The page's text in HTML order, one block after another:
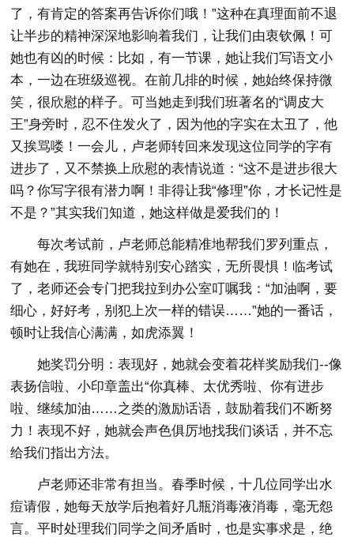
了，有肯定的答案再告诉你们哦！”这种在真理面前不退
让半步的精神深深地影响着我们，让我们由衷钦佩！可
她也有凶的时候：比如，有一节课，她让我们写语文小
本，一边在班级巡视。在前几排的时候，她始终保持微
笑，很欣慰的样子。可当她走到我们班著名的“调皮大
王”身旁时，忍不住发火了，因为他的字实在太丑了，他
又挨骂喽！一会儿，卢老师转回来发现这位同学的字有
进步了，又不禁换上欣慰的表情说道：“这不是进步很大
吗？你写字很有潜力啊！非得让我“修理”你，才长记性是
不是？”其实我们知道，她这样做是爱我们的！
每次考试前，卢老师总能精准地帮我们罗列重点，
有她在，我班同学就特别安心踏实，无所畏惧！临考试
了，老师还会专门把我拉到办公室叮嘱我：“加油啊，要
细心，好好考，别犯上次一样的错误……”她的一番话，
顿时让我信心满满，如虎添翼！
她奖罚分明：表现好，她就会变着花样奖励我们--像
表扬信啦、小印章盖出“你真棒、太优秀啦、你有进步
啦、继续加油……之类的激励话语，鼓励着我们不断努
力！表现不好，她就会声色俱厉地找我们谈话，并不忘
给我们指出方法。
卢老师还非常有担当。春季时候，十几位同学出水
痘请假，她每天放学后抱着好几瓶消毒液消毒，毫无怨
言。平时处理我们同学之间矛盾时，也是实事求是，绝